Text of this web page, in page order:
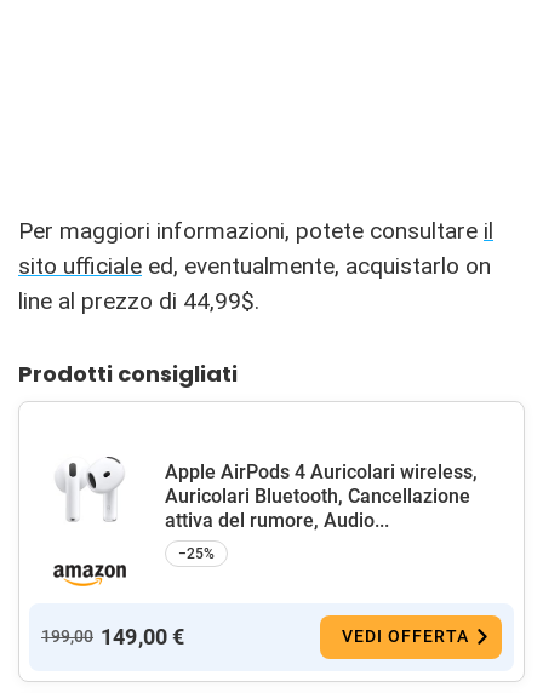
Per maggiori informazioni, potete consultare il
sito ufficiale ed, eventualmente, acquistarlo on
line al prezzo di 44,99$.
Prodotti consigliati
Apple AirPods 4 Auricolari wireless,
Auricolari Bluetooth, Cancellazione
attiva del rumore, Audio...
−25%
199,00 149,00 € VEDI OFFERTA